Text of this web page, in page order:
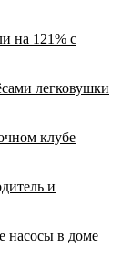
на 121% с
легковушки
клубе
и
насосы в доме